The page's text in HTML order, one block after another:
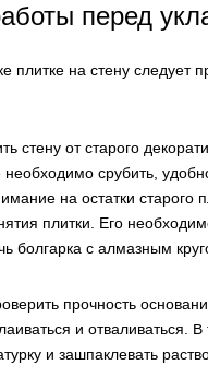
перед
плитке на стену следует
стену от старого
необходимо срубить,
на остатки старого
плитки. Его
болгарка с алмазным
прочность
и отваливаться.
и зашпаклевать